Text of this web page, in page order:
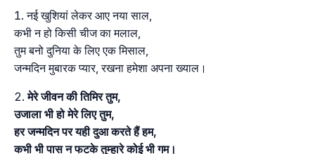
नई खुशियां लेकर आए नया साल,
कभी न हो किसी चीज का मलाल,
तुम बनो दुनिया के लिए एक मिसाल,
जन्मदिन मुबारक प्यार, रखना हमेशा अपना ख्याल।
मेरे जीवन की तिमिर तुम,
उजाला भी हो मेरे लिए तुम,
हर जन्मदिन पर यही दुआ करते हैं हम,
कभी भी पास न फटके तुम्हारे कोई भी गम।